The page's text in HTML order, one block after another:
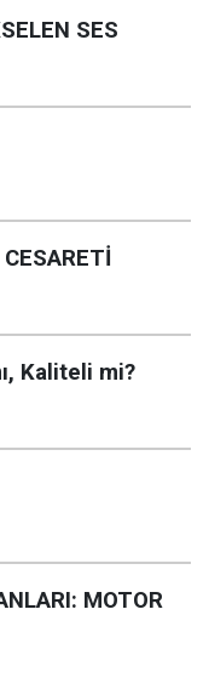
SES
Kaliteli mi?
MOTOR